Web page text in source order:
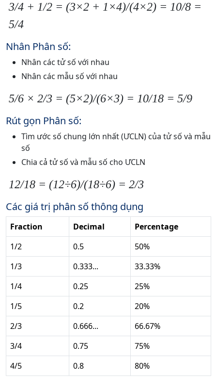
3/4 + 1/2 = (3×2 + 1×4)/(4×2) = 10/8 =
5/4
Nhân Phân số:
Nhân các tử số với nhau
Nhân các mẫu số với nhau
5/6 × 2/3 = (5×2)/(6×3) = 10/18 = 5/9
Rút gọn Phân số:
Tìm ước số chung lớn nhất (ƯCLN) của tử số và mẫu
số
Chia cả tử số và mẫu số cho ƯCLN
12/18 = (12÷6)/(18÷6) = 2/3
Các giá trị phân số thông dụng
Fraction Decimal
Percentage
1/2
0.5
50%
1/3
0.333...
33.33%
1/4
0.25
25%
1/5
0.2
20%
2/3
0.666...
66.67%
3/4
0.75
75%
4/5
0.8 80%